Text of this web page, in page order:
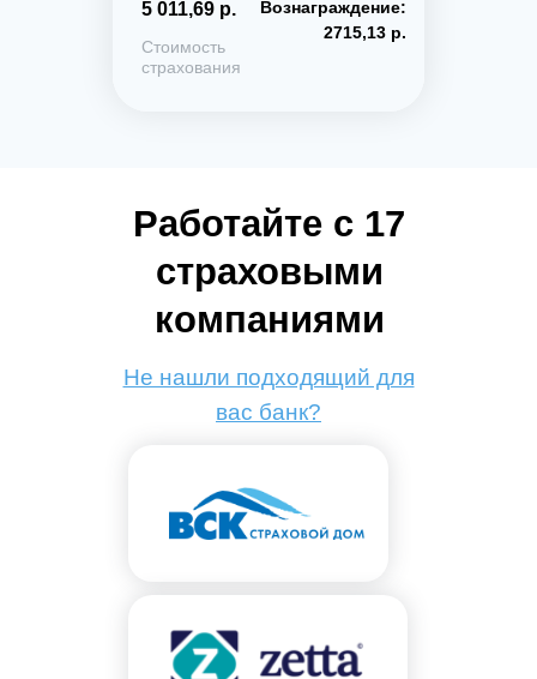
5 011,69 р.
Стоимость
страхования
Вознаграждение:
2715,13 р.
Работайте с 17
страховыми
компаниями
Не нашли подходящий для
вас банк?